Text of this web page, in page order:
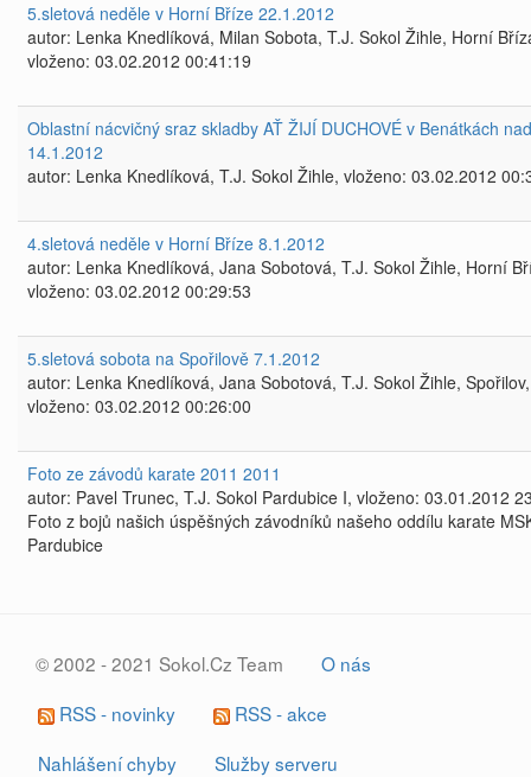
5.sletová neděle v Horní Bříze 22.1.2012
autor: Lenka Knedlíková, Milan Sobota, T.J. Sokol Žihle, Horní
vloženo: 03.02.2012 00:41:19
Oblastní nácvičný sraz skladby AŤ ŽIJÍ DUCHOVÉ v Benátkách
14.1.2012
autor: Lenka Knedlíková, T.J. Sokol Žihle, vloženo: 03.02.2012
4.sletová neděle v Horní Bříze 8.1.2012
autor: Lenka Knedlíková, Jana Sobotová, T.J. Sokol Žihle, Horní
vloženo: 03.02.2012 00:29:53
5.sletová sobota na Spořilově 7.1.2012
autor: Lenka Knedlíková, Jana Sobotová, T.J. Sokol Žihle, Spořilov,
vloženo: 03.02.2012 00:26:00
Foto ze závodů karate 2011 2011
autor: Pavel Trunec, T.J. Sokol Pardubice I, vloženo: 03.01.2012
Foto z bojů našich úspěšných závodníků našeho oddílu karate
Pardubice
© 2002 - 2021 Sokol.Cz Team
O nás
RSS - novinky
RSS - akce
Nahlášení chyby
Služby serveru